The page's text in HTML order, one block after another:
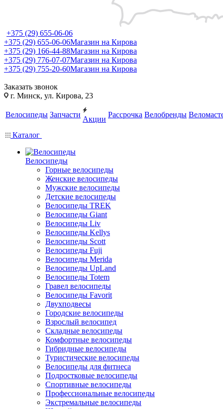
+375 (29) 655-06-06
+375 (29) 655-06-06Магазин на Кирова
+375 (29) 166-44-88Магазин на Кирова
+375 (29) 776-07-07Магазин на Кирова
+375 (29) 755-20-60Магазин на Кирова
Заказать звонок
г. Минск, ул. Кирова, 23
Велосипеды Запчасти
Акции
Рассрочка Велобренды
Каталог
Велосипеды
Горные велосипеды
Женские велосипеды
Мужские велосипеды
Детские велосипеды
Велосипеды TREK
Велосипеды Giant
Велосипеды Liv
Велосипеды Kellys
Велосипеды Scott
Велосипеды Fuji
Велосипеды Merida
Велосипеды UpLand
Велосипеды Totem
Гравел велосипеды
Велосипеды Favorit
Двухподвесы
Городские велосипеды
Взрослый велосипед
Складные велосипеды
Комфортные велосипеды
Гибридные велосипеды
Туристические велосипеды
Велосипеды для фитнеса
Подростковые велосипеды
Спортивные велосипеды
Профессиональные велосипеды
Экстремальные велосипеды